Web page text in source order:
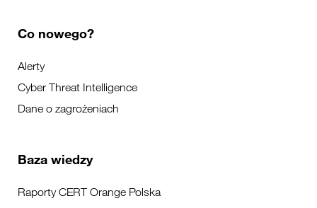
Co nowego?
Alerty
Cyber Threat Intelligence
Dane o zagrożeniach
Baza wiedzy
Raporty CERT Orange Polska